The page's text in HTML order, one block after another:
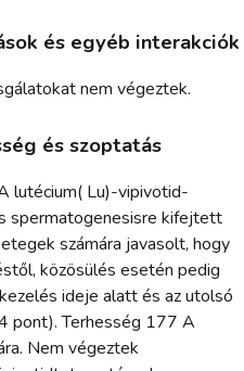
és egyéb interakciók
nem végeztek.
és szoptatás
lutécium( Lu)-vipivotid-
spermatogenesisre kifejtett
számára javasolt, hogy
közösülés esetén pedig
ideje alatt és az utolsó
pont). Terhesség 177 A
Nem végeztek